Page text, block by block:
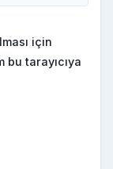
için
bu tarayıcıya